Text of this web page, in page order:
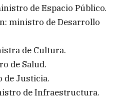
de Espacio Público.
ministro de Desarrollo
de Cultura.
de Salud.
de Justicia.
de Infraestructura.